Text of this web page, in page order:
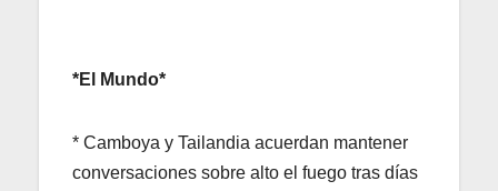
*El Mundo*
* Camboya y Tailandia acuerdan mantener
conversaciones sobre alto el fuego tras días